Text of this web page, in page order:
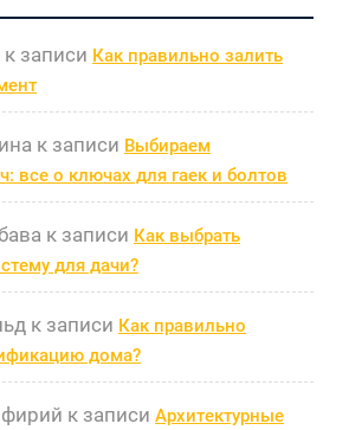
к записи Как правильно залить
к записи Выбираем
все о ключах для гаек и болтов
к записи Как выбрать
для дачи?
к записи Как правильно
дома?
к записи Архитектурные